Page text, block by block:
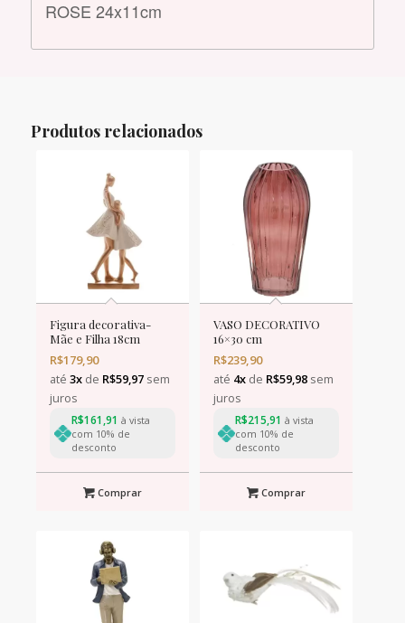
ROSE 24x11cm
Produtos relacionados
Figura decorativa-
Mãe e Filha 18cm
R$179,90
até 3xde R$59,97sem
juros
R$161,91 à vista
com 10% de
desconto
Comprar
VASO DECORATIVO
16×30 cm
R$239,90
até 4xde R$59,98sem
juros
R$215,91 à vista
com 10% de
desconto
Comprar